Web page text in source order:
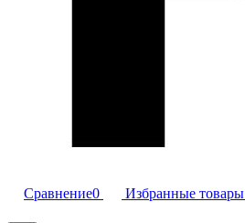
Сравнение0 Избранные товары